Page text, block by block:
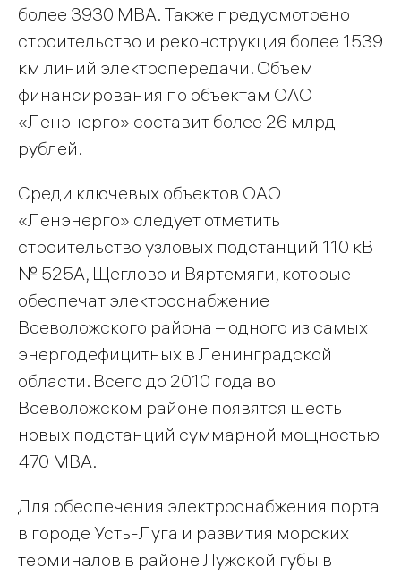
более 3930 МВА. Также предусмотрено
строительство и реконструкция более 1539
км линий электропередачи. Объем
финансирования по объектам ОАО
«Ленэнерго» составит более 26 млрд
рублей.
Среди ключевых объектов ОАО
«Ленэнерго» следует отметить
строительство узловых подстанций 110 кВ
№ 525А, Щеглово и Вяртемяги, которые
обеспечат электроснабжение
Всеволожского района – одного из самых
энергодефицитных в Ленинградской
области. Всего до 2010 года во
Всеволожском районе появятся шесть
новых подстанций суммарной мощностью
470 МВА.
Для обеспечения электроснабжения порта
в городе Усть-Луга и развития морских
терминалов в районе Лужской губы в